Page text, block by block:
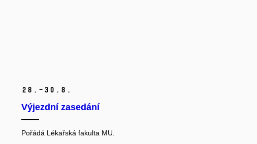
28.–30. 8.
Výjezdní zasedání
Pořádá Lékařská fakulta MU.